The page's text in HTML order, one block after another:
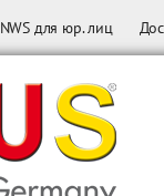
NWS для юр. лиц